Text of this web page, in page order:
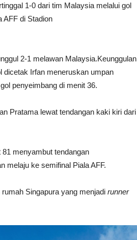
1-0 dari tim Malaysia melalui gol
AFF di Stadion
2-1 melawan Malaysia.Keunggulan
dicetak Irfan meneruskan umpan
penyeimbang di menit 36.
Pratama lewat tendangan kaki kiri dari
menyambut tendangan
melaju ke semifinal Piala AFF.
Singapura yang menjadi runner